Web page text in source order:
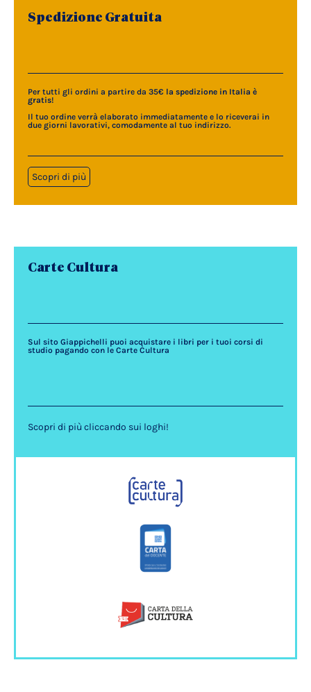
Spedizione Gratuita
Per tutti gli ordini a partire da 35€ la spedizione in Italia è
gratis!
Il tuo ordine verrà elaborato immediatamente e lo riceverai in
due giorni lavorativi, comodamente al tuo indirizzo.
Scopri di più
Carte Cultura
Sul sito Giappichelli puoi acquistare i libri per i tuoi corsi di
studio pagando con le Carte Cultura
Scopri di più cliccando sui loghi!